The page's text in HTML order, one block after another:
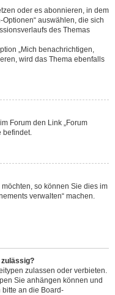
oder es abonnieren, in dem
auswählen, die sich
des Themas
„Mich benachrichtigen,
wird das Thema ebenfalls
Forum den Link „Forum
befindet.
so können Sie dies im
verwalten“ machen.
zulässig?
zulassen oder verbieten.
Sie anhängen können und
an die Board-